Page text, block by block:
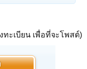
ะเบียน เพื่อที่จะโพสต์)